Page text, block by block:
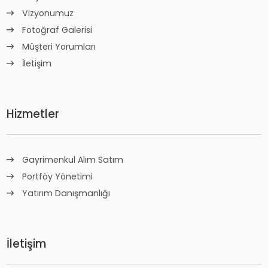
Vizyonumuz
Fotoğraf Galerisi
Müşteri Yorumları
İletişim
Hizmetler
Gayrimenkul Alım Satım
Portföy Yönetimi
Yatırım Danışmanlığı
İletişim